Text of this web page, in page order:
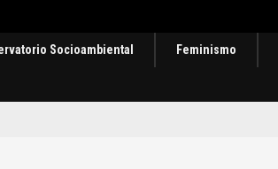
Socioambiental Feminismo